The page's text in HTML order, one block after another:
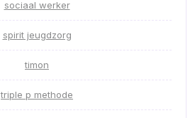
sociaal werker
spirit jeugdzorg
timon
triple p methode